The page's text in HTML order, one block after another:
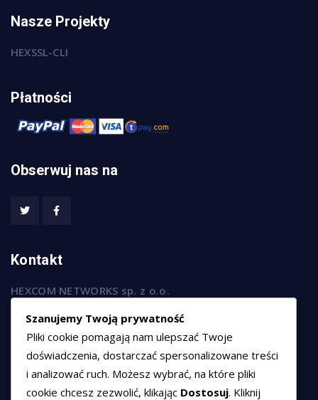
Nasze Projekty
HEXSSL-CLI
Płatności
Obserwuj nas na
Kontakt
HEXCOM NETWORKS sp. z o.o.
ul. Marsz. Józefa Piłsudskiego 74/320,
50-020 Wrocław
+48 789 594 102
sprzedaz@hexssl.pl
Szanujemy Twoją prywatność
Pliki cookie pomagają nam ulepszać Twoje
doświadczenia, dostarczać spersonalizowane treści
i analizować ruch. Możesz wybrać, na które pliki
cookie chcesz zezwolić, klikając Dostosuj. Kliknij